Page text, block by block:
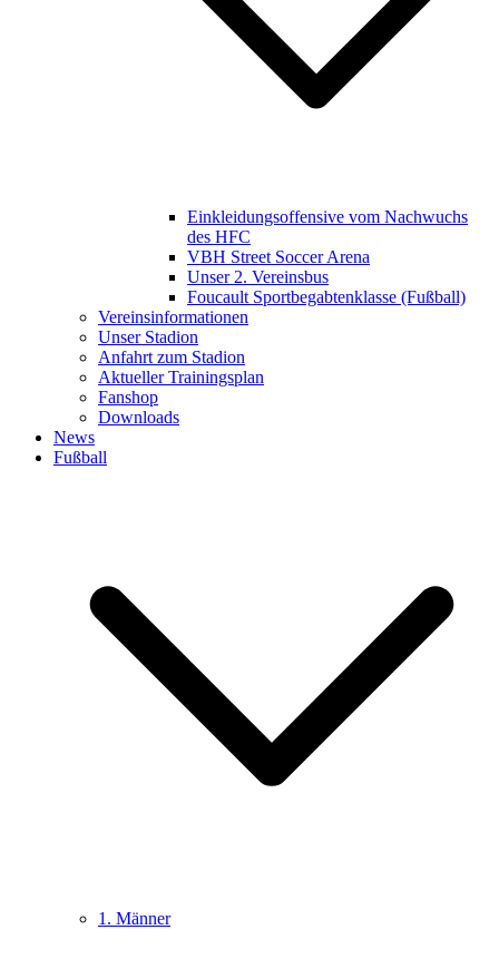
Einkleidungsoffensive vom Nachwuchs
des HFC
VBH Street Soccer Arena
Unser 2. Vereinsbus
Foucault Sportbegabtenklasse (Fußball)
Vereinsinformationen
Unser Stadion
Anfahrt zum Stadion
Aktueller Trainingsplan
Fanshop
Downloads
News
Fußball
1. Männer